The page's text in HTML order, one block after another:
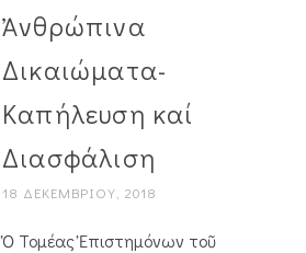
Ἀνθρώπινα
Δικαιώματα-
Καπήλευση καί
Διασφάλιση
18 ΔΕΚΕΜΒΡΊΟΥ, 2018
Ὁ Τομέας Ἐπιστημόνων τοῦ